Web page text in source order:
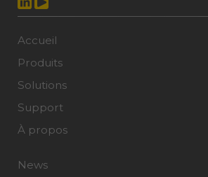
Accueil
Produits
Solutions
Support
À propos
News